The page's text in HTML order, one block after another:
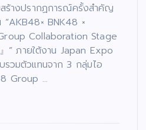
ร้างปรากฏการณ์ครั้งสำคัญ
BNK48 ×
Collaboration Stage
” ภายใต้งาน Japan Expo
วมตัวแทนจาก 3 กลุ่มไอ
Group …